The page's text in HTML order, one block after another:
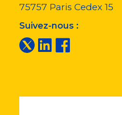
75757 Paris Cedex 15
Suivez-nous :